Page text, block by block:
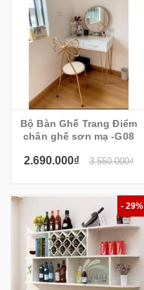
Bộ Bàn Ghế Trang Điểm
chân ghế sơn mạ -G08
2.690.000₫ 3.550.000₫
- 29%